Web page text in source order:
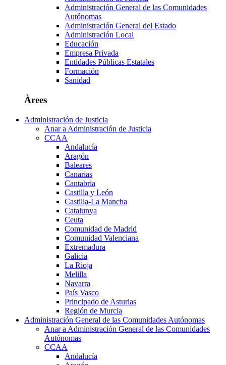
Administración General de las Comunidades
Autónomas
Administración General del Estado
Administración Local
Educación
Empresa Privada
Entidades Públicas Estatales
Formación
Sanidad
Àrees
Administración de Justicia
Anar a Administración de Justicia
CCAA
Andalucía
Aragón
Baleares
Canarias
Cantabria
Castilla y León
Castilla-La Mancha
Catalunya
Ceuta
Comunidad de Madrid
Comunidad Valenciana
Extremadura
Galicia
La Rioja
Melilla
Navarra
País Vasco
Principado de Asturias
Región de Murcia
Administración General de las Comunidades Autónomas
Anar a Administración General de las Comunidades
Autónomas
CCAA
Andalucía